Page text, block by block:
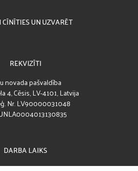
CĪNĪTIES UN UZVARĒT
REKVIZĪTI
novada pašvaldība
4, Cēsis, LV-4101, Latvija
Nr. LV90000031048
DARBA LAIKS